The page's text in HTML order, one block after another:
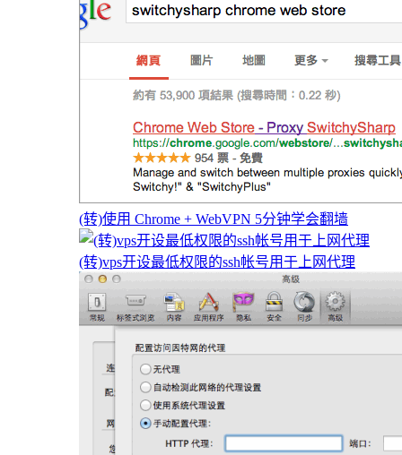
(转)使用 Chrome + WebVPN 5分钟学会翻墙
(转)vps开设最低权限的ssh帐号用于上网代理